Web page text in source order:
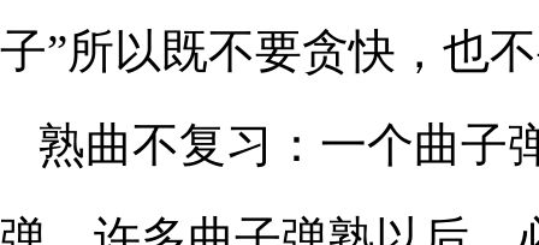
子”所以既不要贪快，也
熟曲不复习：一个曲子